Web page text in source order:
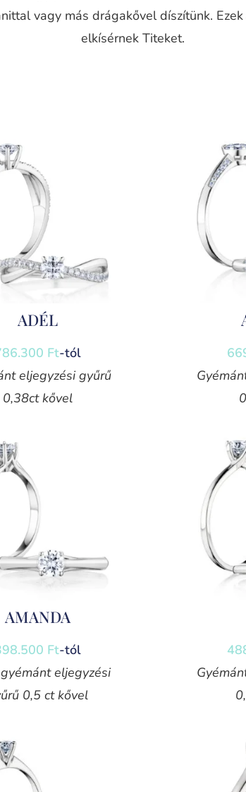
vagy más drágakővel díszítünk.
elkísérnek Titeket.
ADÉL
Ft-tól
eljegyzési gyűrű
0,38ct kővel
AMANDA
Ft-tól
eljegyzési
0,5 ct kővel